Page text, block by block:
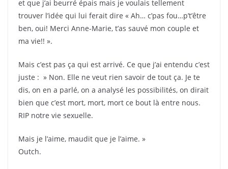
et que j’ai beurré épais mais je voulais tellement
trouver l’idée qui lui ferait dire « Ah… c’pas fou…p’t’être
ben, oui! Merci Anne-Marie, t’as sauvé mon couple et
ma vie!! ».
Mais c’est pas ça qui est arrivé. Ce que j’ai entendu c’est
juste : » Non. Elle ne veut rien savoir de tout ça. Je te
dis, on en a parlé, on a analysé les possibilités, on dirait
bien que c’est mort, mort, mort ce bout là entre nous.
RIP notre vie sexuelle.
Mais je l’aime, maudit que je l’aime. »
Outch.